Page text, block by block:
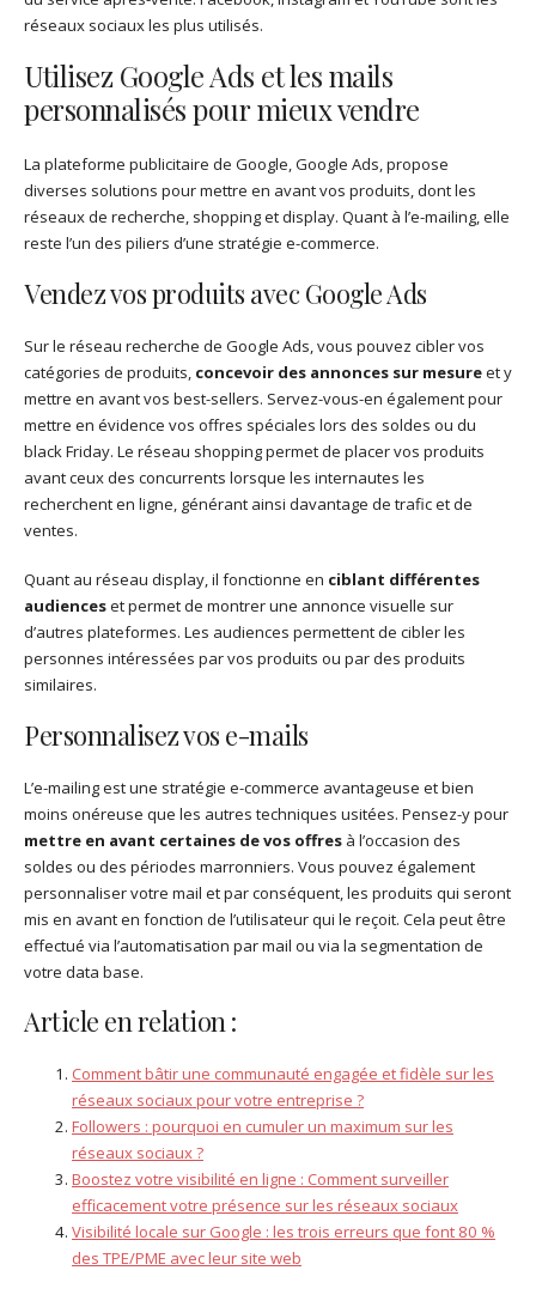
réseaux sociaux les plus utilisés.
Utilisez Google Ads et les mails
personnalisés pour mieux vendre
La plateforme publicitaire de Google, Google Ads, propose
diverses solutions pour mettre en avant vos produits, dont les
réseaux de recherche, shopping et display. Quant à l’e-mailing, elle
reste l’un des piliers d’une stratégie e-commerce.
Vendez vos produits avec Google Ads
Sur le réseau recherche de Google Ads, vous pouvez cibler vos
catégories de produits, concevoir des annonces sur mesureet y
mettre en avant vos best-sellers. Servez-vous-en également pour
mettre en évidence vos offres spéciales lors des soldes ou du
black Friday. Le réseau shopping permet de placer vos produits
avant ceux des concurrents lorsque les internautes les
recherchent en ligne, générant ainsi davantage de trafic et de
ventes.
Quant au réseau display, il fonctionne en ciblant différentes
audienceset permet de montrer une annonce visuelle sur
d’autres plateformes. Les audiences permettent de cibler les
personnes intéressées par vos produits ou par des produits
similaires.
Personnalisez vos e-mails
L’e-mailing est une stratégie e-commerce avantageuse et bien
moins onéreuse que les autres techniques usitées. Pensez-y pour
mettre en avant certaines de vos offres à l’occasion des
soldes ou des périodes marronniers. Vous pouvez également
personnaliser votre mail et par conséquent, les produits qui seront
mis en avant en fonction de l’utilisateur qui le reçoit. Cela peut être
effectué via l’automatisation par mail ou via la segmentation de
votre data base.
Article en relation :
Comment bâtir une communauté engagée et fidèle sur les
réseaux sociaux pour votre entreprise ?
Followers : pourquoi en cumuler un maximum sur les
réseaux sociaux ?
Boostez votre visibilité en ligne : Comment surveiller
efficacement votre présence sur les réseaux sociaux
Visibilité locale sur Google : les trois erreurs que font 80 %
des TPE/PME avec leur site web